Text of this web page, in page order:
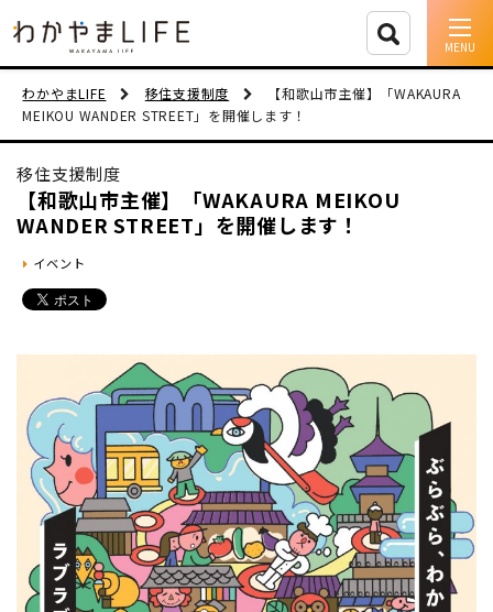
イベント情報
移住支援
人に会う
市町村を探す
移住者インタビュー
動画
地域おこし協力隊
わかやまLIFE 移住支援制度
【和歌山市主催】「WAKAURA
MEIKOU WANDER STREET」を開催します！
移住支援制度
【和歌山市主催】「WAKAURA MEIKOU
WANDER STREET」を開催します！
イベント